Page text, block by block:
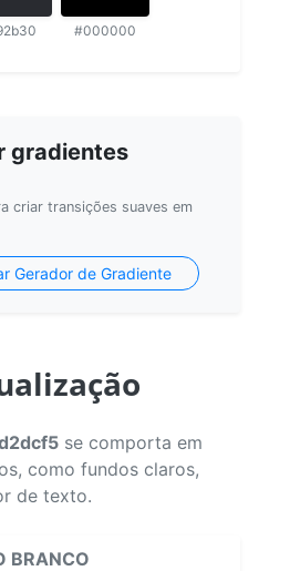
#000000
gradientes
criar transições suaves em
Gerador de Gradiente
se comporta em
como fundos claros,
de texto.
BRANCO